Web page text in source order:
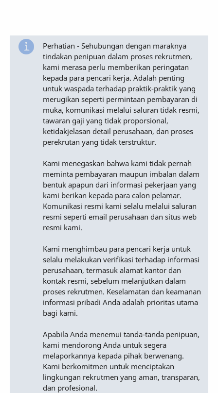
Perhatian - Sehubungan dengan maraknya
tindakan penipuan dalam proses rekrutmen,
kami merasa perlu memberikan peringatan
kepada para pencari kerja. Adalah penting
untuk waspada terhadap praktik-praktik yang
merugikan seperti permintaan pembayaran di
muka, komunikasi melalui saluran tidak resmi,
tawaran gaji yang tidak proporsional,
ketidakjelasan detail perusahaan, dan proses
perekrutan yang tidak terstruktur.
Kami menegaskan bahwa kami tidak pernah
meminta pembayaran maupun imbalan dalam
bentuk apapun dari informasi pekerjaan yang
kami berikan kepada para calon pelamar.
Komunikasi resmi kami selalu melalui saluran
resmi seperti email perusahaan dan situs web
resmi kami.
Kami menghimbau para pencari kerja untuk
selalu melakukan verifikasi terhadap informasi
perusahaan, termasuk alamat kantor dan
kontak resmi, sebelum melanjutkan dalam
proses rekrutmen. Keselamatan dan keamanan
informasi pribadi Anda adalah prioritas utama
bagi kami.
Apabila Anda menemui tanda-tanda penipuan,
kami mendorong Anda untuk segera
melaporkannya kepada pihak berwenang.
Kami berkomitmen untuk menciptakan
lingkungan rekrutmen yang aman, transparan,
dan profesional.